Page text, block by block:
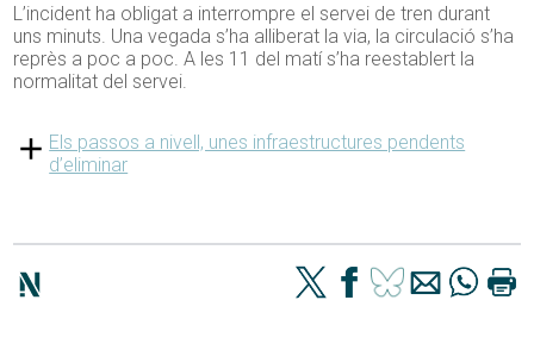
L’incident ha obligat a interrompre el servei de tren durant
uns minuts. Una vegada s’ha alliberat la via, la circulació s’ha
reprès a poc a poc. A les 11 del matí s’ha reestablert la
normalitat del servei.
Els passos a nivell, unes infraestructures pendents
d’eliminar